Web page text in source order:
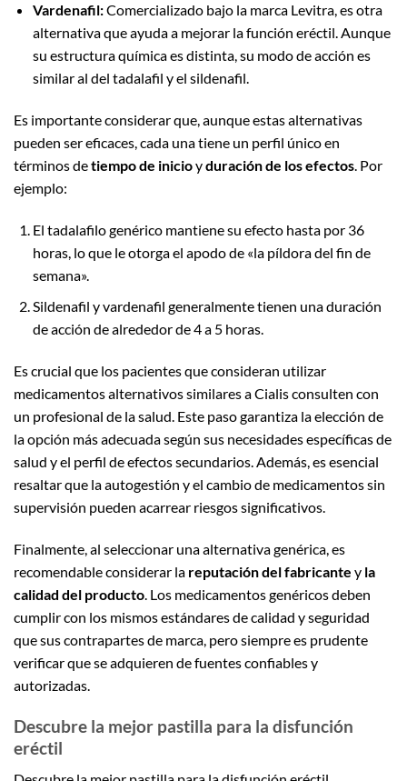
Vardenafil:Comercializado bajo la marca Levitra, es otra
alternativa que ayuda a mejorar la función eréctil. Aunque
su estructura química es distinta, su modo de acción es
similar al del tadalafil y el sildenafil.
Es importante considerar que, aunque estas alternativas
pueden ser eficaces, cada una tiene un perfil único en
términos detiempo de inicioyduración de los efectos. Por
ejemplo:
El tadalafilo genérico mantiene su efecto hasta por 36
horas, lo que le otorga el apodo de «la píldora del fin de
semana».
Sildenafil y vardenafil generalmente tienen una duración
de acción de alrededor de 4 a 5 horas.
Es crucial que los pacientes que consideran utilizar
medicamentos alternativos similares a Cialis consulten con
un profesional de la salud. Este paso garantiza la elección de
la opción más adecuada según sus necesidades específicas de
salud y el perfil de efectos secundarios. Además, es esencial
resaltar que la autogestión y el cambio de medicamentos sin
supervisión pueden acarrear riesgos significativos.
Finalmente, al seleccionar una alternativa genérica, es
recomendable considerar la reputación del fabricante y la
calidad del producto. Los medicamentos genéricos deben
cumplir con los mismos estándares de calidad y seguridad
que sus contrapartes de marca, pero siempre es prudente
verificar que se adquieren de fuentes confiables y
autorizadas.
Descubre la mejor pastilla para la disfunción
eréctil